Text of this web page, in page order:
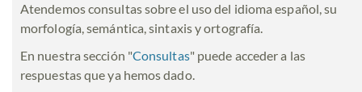
Atendemos consultas sobre el uso del idioma español, su
morfología, semántica, sintaxis y ortografía.
En nuestra sección "Consultas" puede acceder a las
respuestas que ya hemos dado.